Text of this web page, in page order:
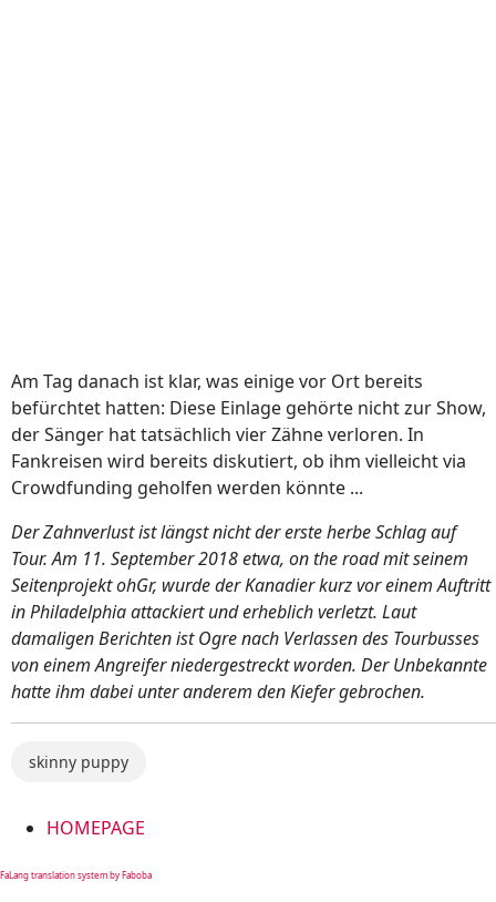
Am Tag danach ist klar, was einige vor Ort bereits
befürchtet hatten: Diese Einlage gehörte nicht zur Show,
der Sänger hat tatsächlich vier Zähne verloren. In
Fankreisen wird bereits diskutiert, ob ihm vielleicht via
Crowdfunding geholfen werden könnte ...
Der Zahnverlust ist längst nicht der erste herbe Schlag auf
Tour. Am 11. September 2018 etwa, on the road mit seinem
Seitenprojekt ohGr, wurde der Kanadier kurz vor einem Auftritt
in Philadelphia attackiert und erheblich verletzt. Laut
damaligen Berichten ist Ogre nach Verlassen des Tourbusses
von einem Angreifer niedergestreckt worden. Der Unbekannte
hatte ihm dabei unter anderem den Kiefer gebrochen.
skinny puppy
HOMEPAGE
FaLang translation system by Faboba